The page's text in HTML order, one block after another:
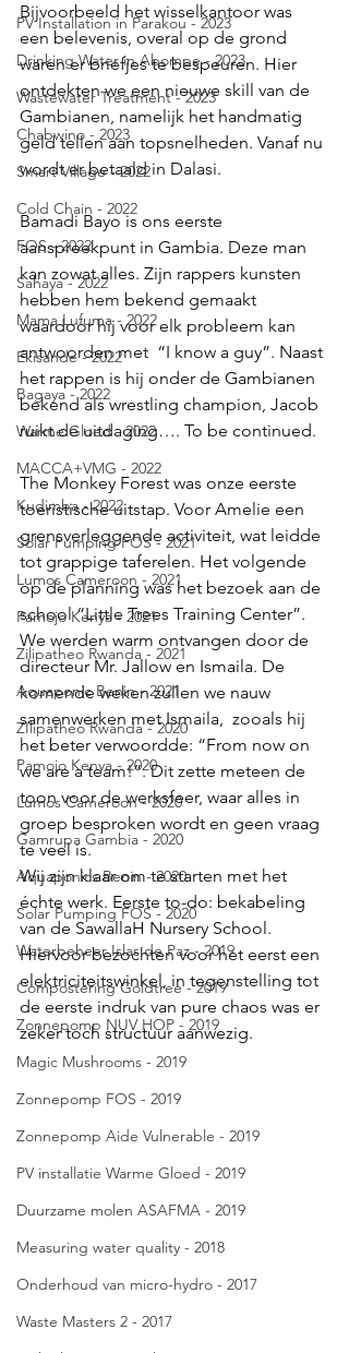
PV Installation in Parakou - 2023
Drinking Water in Abompe - 2023
Wastewater Treatment - 2023
Chabwino - 2023
Smart Village - 2022
Cold Chain - 2022
FOS - 2022
Sahaya - 2022
Mama Lufuma - 2022
Ekisande - 2022
Bagaya - 2022
Warme Gloed - 2022
MACCA+VMG - 2022
Kudimba - 2022
Solar Pumping FOS - 2021
Lumos Cameroon - 2021
Pamojo Kenya - 2021
Zilipatheo Rwanda - 2021
Aquaponic Benin - 2021
ZIlipatheo Rwanda - 2020
Pamojo Kenya - 2020
Lumos Cameroon - 2020
Gamrupa Gambia - 2020
Aquaponics Benin - 2020
Solar Pumping FOS - 2020
Waterbeheer Islas de Paz - 2019
Compostering Goldtree - 2019
Zonnepomp NUV HOP - 2019
Magic Mushrooms - 2019
Zonnepomp FOS - 2019
Zonnepomp Aide Vulnerable - 2019
PV installatie Warme Gloed - 2019
Duurzame molen ASAFMA - 2019
Measuring water quality - 2018
Onderhoud van micro-hydro - 2017
Waste Masters 2 - 2017
Bijvoorbeeld het wisselkantoor was
een belevenis, overal op de grond
waren er briefjes te bespeuren. Hier
ontdekten we een nieuwe skill van de
Gambianen, namelijk het handmatig
geld tellen aan topsnelheden. Vanaf nu
wordt er betaald in Dalasi.
Bamadi Bayo is ons eerste
aanspreekpunt in Gambia. Deze man
kan zowat alles. Zijn rappers kunsten
hebben hem bekend gemaakt
waardoor hij voor elk probleem kan
antwoorden met  “I know a guy”. Naast
het rappen is hij onder de Gambianen
bekend als wrestling champion, Jacob
ruikt de uitdaging…. To be continued.
The Monkey Forest was onze eerste
toeristische uitstap. Voor Amelie een
grensverleggende activiteit, wat leidde
tot grappige taferelen. Het volgende
op de planning was het bezoek aan de
school “Little Trees Training Center”.
We werden warm ontvangen door de
directeur Mr. Jallow en Ismaila. De
komende weken zullen we nauw
samenwerken met Ismaila,  zooals hij
het beter verwoordde: “From now on
we are a team!”. Dit zette meteen de
toon voor de werksfeer, waar alles in
groep besproken wordt en geen vraag
te veel is.
Wij zijn klaar om te starten met het
échte werk. Eerste to-do: bekabeling
van de SawallaH Nursery School.
Hiervoor bezochten voor het eerst een
elektriciteitswinkel, in tegenstelling tot
de eerste indruk van pure chaos was er
zeker toch structuur aanwezig.